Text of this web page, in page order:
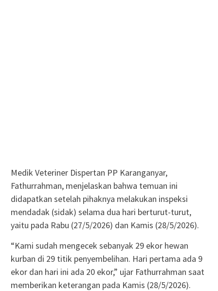
Medik Veteriner Dispertan PP Karanganyar,
Fathurrahman, menjelaskan bahwa temuan ini
didapatkan setelah pihaknya melakukan inspeksi
mendadak (sidak) selama dua hari berturut-turut,
yaitu pada Rabu (27/5/2026) dan Kamis (28/5/2026).
“Kami sudah mengecek sebanyak 29 ekor hewan
kurban di 29 titik penyembelihan. Hari pertama ada 9
ekor dan hari ini ada 20 ekor,” ujar Fathurrahman saat
memberikan keterangan pada Kamis (28/5/2026).